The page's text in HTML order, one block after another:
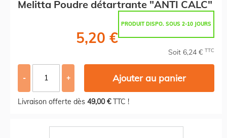
Melitta Poudre détartrante "ANTI CALC"
PRODUIT DISPO. SOUS 2-10 JOURS
5,20 €
Soit 6,24 € TTC
- + Ajouter au panier
Livraison offerte dès 49,00 €TTC !